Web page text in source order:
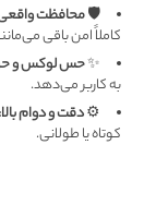
🛡️محافظت واقعی
کاملاً امن باقی
✨حس لوکس و
به کاربر می‌دهد.
⚙️دقت و دوام بالا:
کوتاه یا طولانی.